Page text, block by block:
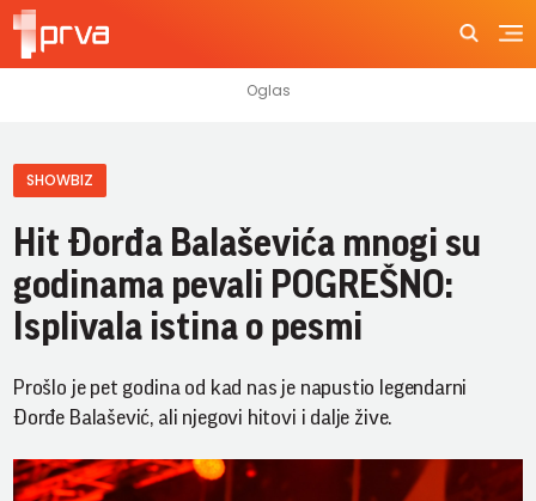
SHOWBIZ
Hit Đorđa Balaševića mnogi su
godinama pevali POGREŠNO:
Isplivala istina o pesmi
Prošlo je pet godina od kad nas je napustio legendarni
Đorđe Balašević, ali njegovi hitovi i dalje žive.